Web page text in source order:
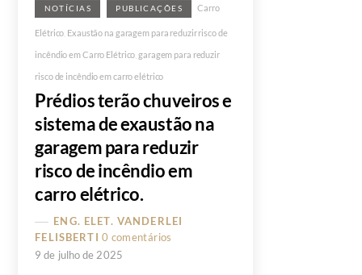
NOTÍCIAS PUBLICAÇÕES Carro
Elétrico Exaustão na garagem para reduzir risco de
incêndio em Carro Elétrico garagem para reduzir
risco de incêndio em carro elétrico
Prédios terão chuveiros e
sistema de exaustão na
garagem para reduzir
risco de incêndio em
carro elétrico.
ENG. ELET. VANDERLEI
FELISBERTI 0 comentários
9 de julho de 2025